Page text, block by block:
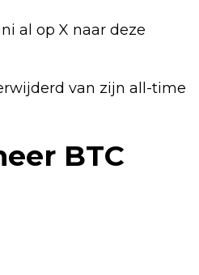
al op X naar deze
van zijn all-time
BTC